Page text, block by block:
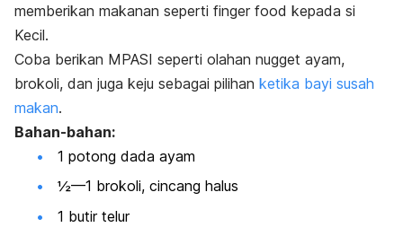
memberikan makanan seperti finger food kepada si
Kecil.
Coba berikan MPASI seperti olahan nugget ayam,
brokoli, dan juga keju sebagai pilihan ketika bayi susah
makan.
Bahan-bahan:
1 potong dada ayam
½—1 brokoli, cincang halus
1 butir telur